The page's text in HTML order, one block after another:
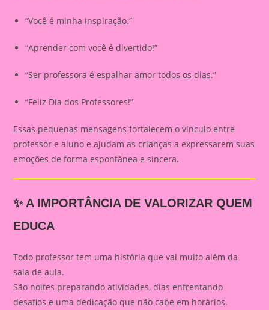
“Você é minha inspiração.”
“Aprender com você é divertido!”
“Ser professora é espalhar amor todos os dias.”
“Feliz Dia dos Professores!”
Essas pequenas mensagens fortalecem o vínculo entre
professor e aluno e ajudam as crianças a expressarem suas
emoções de forma espontânea e sincera.
✨ A IMPORTÂNCIA DE VALORIZAR QUEM
EDUCA
Todo professor tem uma história que vai muito além da
sala de aula.
São noites preparando atividades, dias enfrentando
desafios e uma dedicação que não cabe em horários.